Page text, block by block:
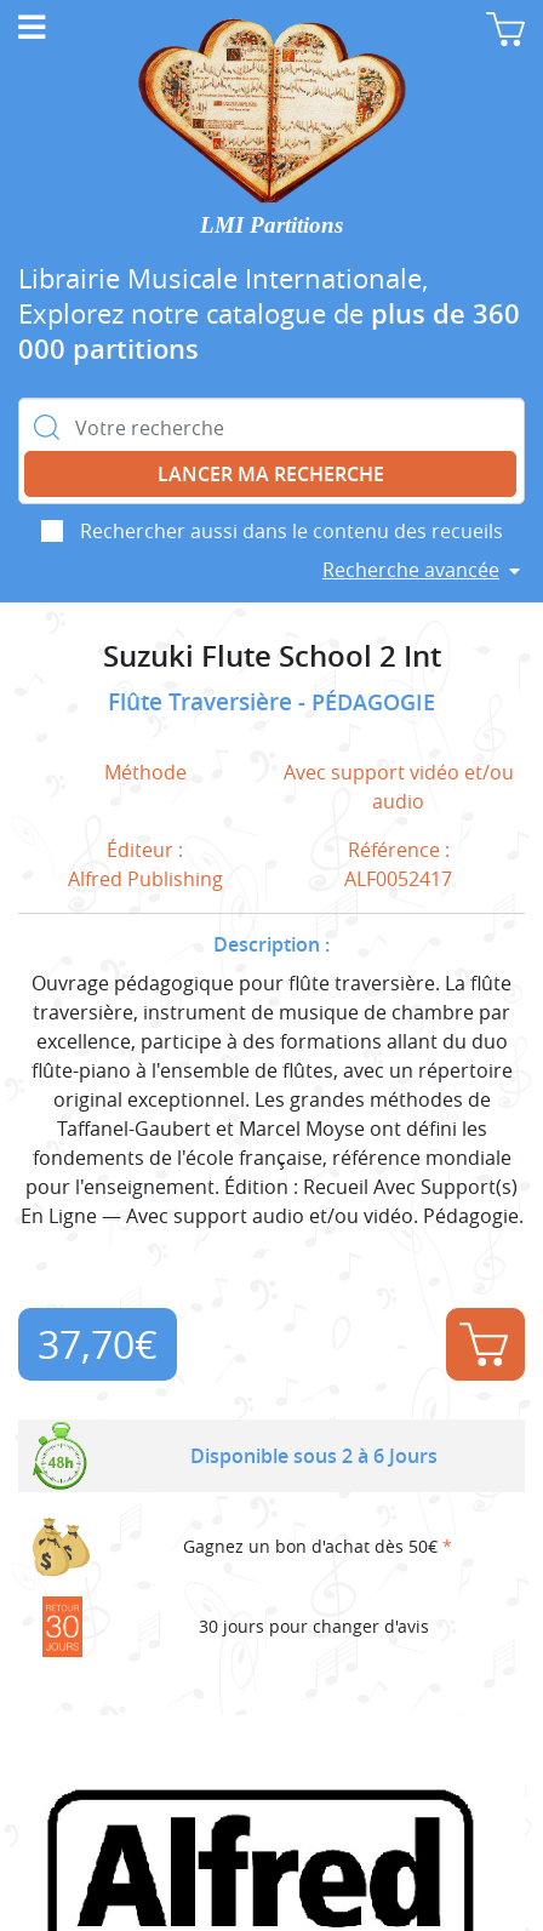
LMI Partitions
Librairie Musicale Internationale,
Explorez notre catalogue de plus de 360
000 partitions
Rechercher :
Rechercher aussi dans le contenu des recueils
Recherche avancée
Suzuki Flute School 2 Int
Flûte Traversière PÉDAGOGIE
Méthode
Avec support vidéo et/ou
audio
Éditeur :
Alfred Publishing
Référence :
ALF0052417
Description :
Ouvrage pédagogique pour flûte traversière. La flûte
traversière, instrument de musique de chambre par
excellence, participe à des formations allant du duo
flûte-piano à l'ensemble de flûtes, avec un répertoire
original exceptionnel. Les grandes méthodes de
Taffanel-Gaubert et Marcel Moyse ont défini les
fondements de l'école française, référence mondiale
pour l'enseignement. Édition : Recueil Avec Support(s)
En Ligne — Avec support audio et/ou vidéo. Pédagogie.
37,70€
Disponible sous 2 à 6 Jours
Gagnez un bon d'achat dès 50€ *
30 jours pour changer d'avis